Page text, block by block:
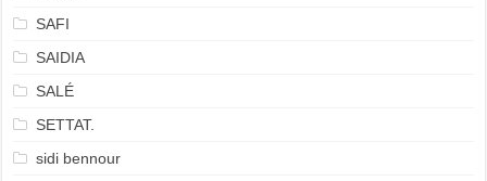
SAFI
SAIDIA
SALÉ
SETTAT.
sidi bennour